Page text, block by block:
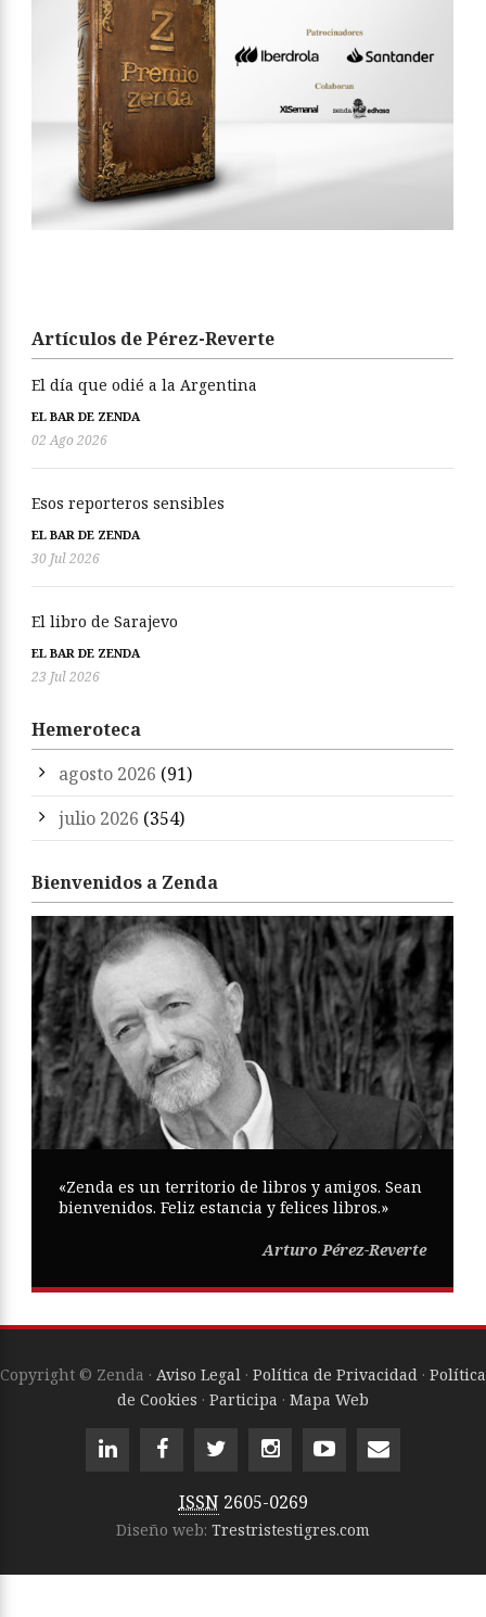
Artículos de Pérez-Reverte
El día que odié a la Argentina
EL BAR DE ZENDA
02 Ago 2026
Esos reporteros sensibles
EL BAR DE ZENDA
30 Jul 2026
El libro de Sarajevo
EL BAR DE ZENDA
23 Jul 2026
Hemeroteca
agosto 2026 (91)
julio 2026 (354)
Bienvenidos a Zenda
«Zenda es un territorio de libros y amigos. Sean
bienvenidos. Feliz estancia y felices libros.»
Arturo Pérez-Reverte
Copyright © Zenda · Aviso Legal · Política de Privacidad · Política
de Cookies · Participa · Mapa Web
ISSN 2605-0269
Diseño web: Trestristestigres.com